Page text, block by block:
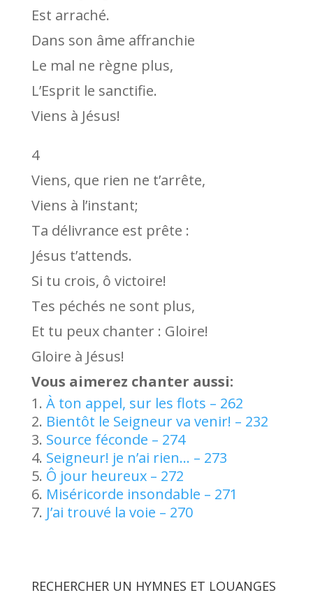
Est arraché.
Dans son âme affranchie
Le mal ne règne plus,
L’Esprit le sanctifie.
Viens à Jésus!
4
Viens, que rien ne t’arrête,
Viens à l’instant;
Ta délivrance est prête :
Jésus t’attends.
Si tu crois, ô victoire!
Tes péchés ne sont plus,
Et tu peux chanter : Gloire!
Gloire à Jésus!
Vous aimerez chanter aussi:
À ton appel, sur les flots – 262
Bientôt le Seigneur va venir! – 232
Source féconde – 274
Seigneur! je n’ai rien… – 273
Ô jour heureux – 272
Miséricorde insondable – 271
J’ai trouvé la voie – 270
RECHERCHER UN HYMNES ET LOUANGES